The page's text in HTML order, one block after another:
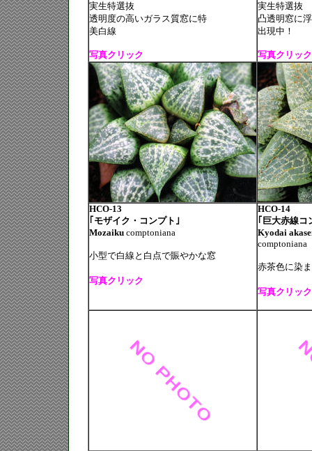
実生特選抜
透明度の高いガラス質窓に特
美白線
写真クリック
実生特選抜
凸透明窓に
出現中！
写真クリック
HCO-13
｢モザイク・コンプト｣
Mozaiku comptoniana
小型で白線と白点で賑やかな窓
写真クリック
HCO-14
｢巨大赤線コ
Kyodai
comptoniana
赤茶色に染
写真クリック